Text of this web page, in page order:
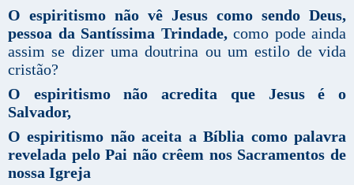
O espiritismo não vê Jesus como sendo Deus,
pessoa da Santíssima Trindade,como pode ainda
assim se dizer uma doutrina ou um estilo de vida
cristão?
O espiritismo não acredita que Jesus é o
Salvador,
O espiritismo não aceita a Bíblia como palavra
revelada pelo Pai não crêem nos Sacramentos de
nossa Igreja